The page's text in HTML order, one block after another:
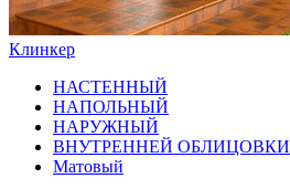
Клинкер
НАСТЕННЫЙ
НАПОЛЬНЫЙ
НАРУЖНЫЙ
ВНУТРЕННЕЙ ОБЛИЦОВКИ
Матовый